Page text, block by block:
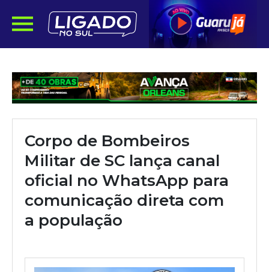
Corpo de Bombeiros
Militar de SC lança canal
oficial no WhatsApp para
comunicação direta com
a população